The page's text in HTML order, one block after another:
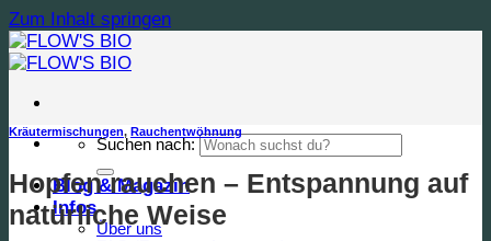
Zum Inhalt springen
Suchen nach:
Blog & Magazin
Infos
Über uns
Kräutermischungen, Rauchentwöhnung
Hopfen rauchen – Entspannung auf
natürliche Weise